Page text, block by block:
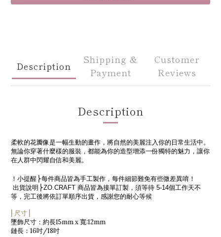
Description
Shipping &
Payment
Customer
Reviews
Description
柔軟的花瓣像是一幅生動的畫作，將自然的美麗注入你的日常生活中。
無論你穿著什麼樣的服裝，都能為你的造型增添一份獨特的魅力，讓你
在人群中閃耀自信和美麗。
！小提醒 ⎬每件商品皆為手工製作，每件細節難免有些微差異唷！
出貨說明 ⎬ZO.CRAFT 商品皆為接單訂製，須等待 5-14個工作天不
等，完工後將依訂單順序出貨，感謝您的耐心等候
⎜尺寸⎟
墜飾尺寸：約長15mm x 寬:12mm
鏈長： 16吋/18吋